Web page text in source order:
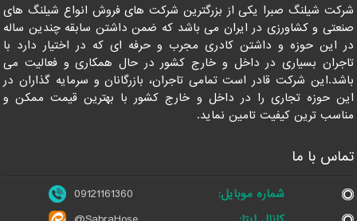
شرکت شیلنگ صبرا یکی از بزرگترین شرکت های فروش انواع شیلنگ های
صنعتی و کشاورزی در ایران می باشد که ضمن داشتن سابقه چندین ساله
در این حوزه و داشتن کادری مجرب و حرفه ای که در اختیار دارد با
تاجران بسیاری در داخل و خارج کشور در حال همکاری و فعالیت می
باشد.این شرکت قادر است تمامی تاجران، بازرگانان و سرمایه گذاران در
این حوزه تجاری را در داخل و خارج کشور با بهترین قیمت ممکن و
مناسب ترین کیفیت تامین نماید.
تماس با ما
شماره موبایل:
09121161360